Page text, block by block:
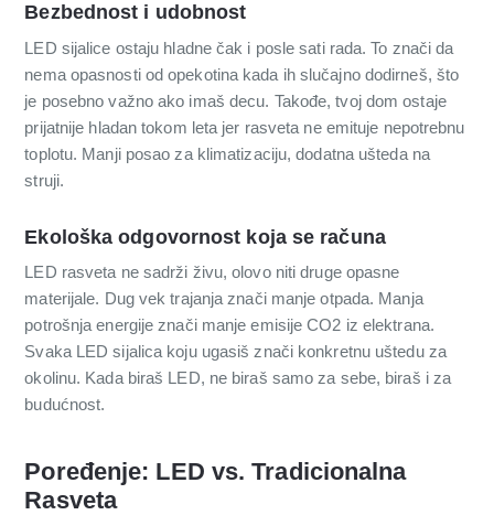
Bezbednost i udobnost
LED sijalice ostaju hladne čak i posle sati rada. To znači da
nema opasnosti od opekotina kada ih slučajno dodirneš, što
je posebno važno ako imaš decu. Takođe, tvoj dom ostaje
prijatnije hladan tokom leta jer rasveta ne emituje nepotrebnu
toplotu. Manji posao za klimatizaciju, dodatna ušteda na
struji.
Ekološka odgovornost koja se računa
LED rasveta ne sadrži živu, olovo niti druge opasne
materijale. Dug vek trajanja znači manje otpada. Manja
potrošnja energije znači manje emisije CO2 iz elektrana.
Svaka LED sijalica koju ugasiš znači konkretnu uštedu za
okolinu. Kada biraš LED, ne biraš samo za sebe, biraš i za
budućnost.
Poređenje: LED vs. Tradicionalna
Rasveta